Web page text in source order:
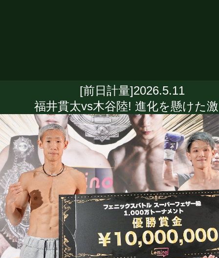
[前日計量]2026.5.11
福井貫太vs木谷陸! 進化を懸けた